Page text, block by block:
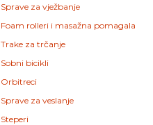
Sprave za vježbanje
Foam rolleri i masažna pomagala
Trake za trčanje
Sobni bicikli
Orbitreci
Sprave za veslanje
Steperi